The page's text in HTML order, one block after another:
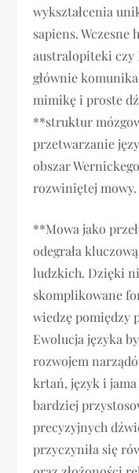
wykształcenia
sapiens.
australopiteki czy
głównie
mimikę i proste
**struktur
przetwarzanie
obszar
rozwiniętej mowy.
**Mowa jako
odegrała
ludzkich. Dzięki
skomplikowane
wiedzę pomiędzy
Ewolucja języka
rozwojem
krtań, język i
bardziej
precyzyjnych
przyczyniła się